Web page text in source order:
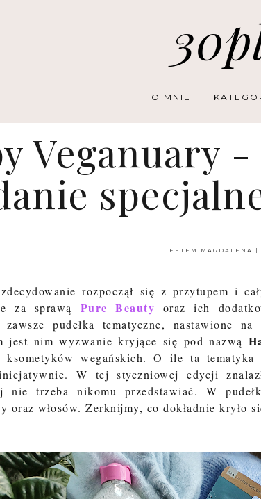
O MNIE
Veganuary
JESTEM MAGDALENA |
rozpoczął się z przytupem i
za sprawą Pure Beauty
oraz ich
pudełka tematyczne, nastawione
jest nim wyzwanie kryjące się pod nazwą
ksometyków wegańskich. O ile ta
W tej styczniowej edycji
trzeba nikomu przedstawiać. W
oraz włosów. Zerknijmy, co dokładnie kryło